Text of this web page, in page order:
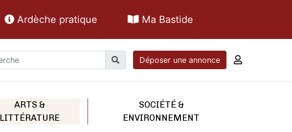
Ardèche pratique Ma Bastide
Déposer une annonce
ARTS &
LITTÉRATURE
SOCIÉTÉ &
ENVIRONNEMENT